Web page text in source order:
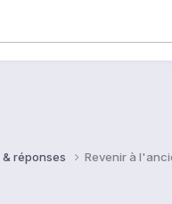
réponses Revenir à